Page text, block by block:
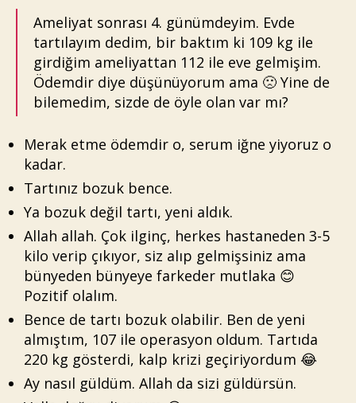
Ameliyat sonrası 4. günümdeyim. Evde
tartılayım dedim, bir baktım ki 109 kg ile
girdiğim ameliyattan 112 ile eve gelmişim.
Ödemdir diye düşünüyorum ama 🙁 Yine de
bilemedim, sizde de öyle olan var mı?
Merak etme ödemdir o, serum iğne yiyoruz o
kadar.
Tartınız bozuk bence.
Ya bozuk değil tartı, yeni aldık.
Allah allah. Çok ilginç, herkes hastaneden 3-5
kilo verip çıkıyor, siz alıp gelmişsiniz ama
bünyeden bünyeye farkeder mutlaka 😊
Pozitif olalım.
Bence de tartı bozuk olabilir. Ben de yeni
almıştım, 107 ile operasyon oldum. Tartıda
220 kg gösterdi, kalp krizi geçiriyordum 😂
Ay nasıl güldüm. Allah da sizi güldürsün.